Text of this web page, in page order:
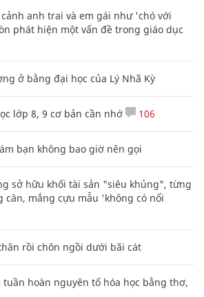
anh trai và em gái như 'chó với
phát hiện một vấn đề trong giáo dục
ở bằng đại học của Lý Nhã Kỳ
lớp 8, 9 cơ bản cần nhớ 106
bạn không bao giờ nên gọi
sở hữu khối tài sản "siêu khủng", từng
cân, mắng cựu mẫu 'không có nổi
rồi chôn ngồi dưới bãi cát
tuần hoàn nguyên tố hóa học bằng thơ,